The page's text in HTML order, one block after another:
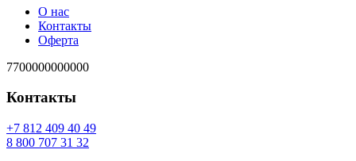
О нас
Контакты
Оферта
7700000000000
Контакты
94 04 904 218 7+
23 13 707 008 8